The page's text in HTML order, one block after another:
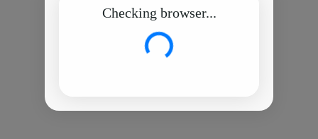
Checking browser...